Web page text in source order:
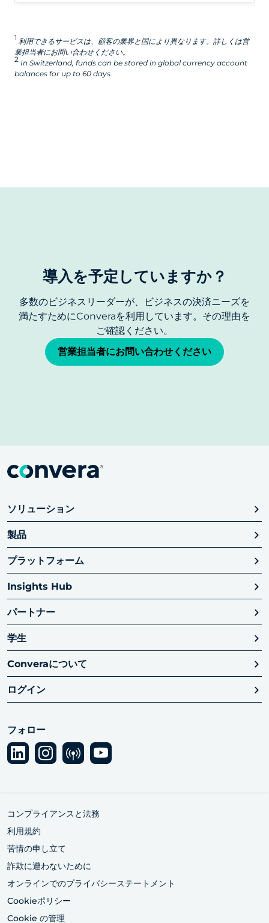
1 利用できるサービスは、顧客の業界と国により異なります。詳しくは営
業担当者にお問い合わせください。
2 In Switzerland, funds can be stored in global currency account
balances for up to 60 days.
導入を予定していますか？
多数のビジネスリーダーが、ビジネスの決済ニーズを
満たすためにConveraを利用しています。その理由を
ご確認ください。
営業担当者にお問い合わせください
ソリューション
製品
プラットフォーム
Insights Hub
パートナー
学生
Converaについて
ログイン
フォロー
コンプライアンスと法務
利用規約
苦情の申し立て
詐欺に遭わないために
オンラインでのプライバシーステートメント
Cookieポリシー
Cookie の管理